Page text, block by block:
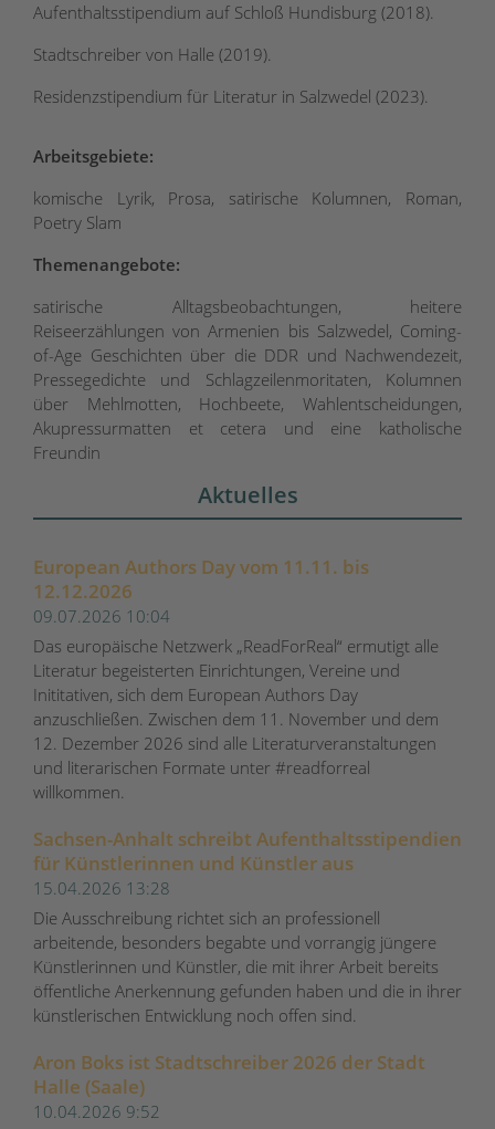
Aufenthaltsstipendium auf Schloß Hundisburg (2018).
Stadtschreiber von Halle (2019).
Residenzstipendium für Literatur in Salzwedel (2023).
Arbeitsgebiete:
komische Lyrik, Prosa, satirische Kolumnen, Roman,
Poetry Slam
Themenangebote:
satirische Alltagsbeobachtungen, heitere
Reiseerzählungen von Armenien bis Salzwedel, Coming-
of-Age Geschichten über die DDR und Nachwendezeit,
Pressegedichte und Schlagzeilenmoritaten, Kolumnen
über Mehlmotten, Hochbeete, Wahlentscheidungen,
Akupressurmatten et cetera und eine katholische
Freundin
Aktuelles
European Authors Day vom 11.11. bis
12.12.2026
09.07.2026 10:04
Das europäische Netzwerk „ReadForReal“ ermutigt alle
Literatur begeisterten Einrichtungen, Vereine und
Inititativen, sich dem European Authors Day
anzuschließen. Zwischen dem 11. November und dem
12. Dezember 2026 sind alle Literaturveranstaltungen
und literarischen Formate unter #readforreal
willkommen.
Sachsen-Anhalt schreibt Aufenthaltsstipendien
für Künstlerinnen und Künstler aus
15.04.2026 13:28
Die Ausschreibung richtet sich an professionell
arbeitende, besonders begabte und vorrangig jüngere
Künstlerinnen und Künstler, die mit ihrer Arbeit bereits
öffentliche Anerkennung gefunden haben und die in ihrer
künstlerischen Entwicklung noch offen sind.
Aron Boks ist Stadtschreiber 2026 der Stadt
Halle (Saale)
10.04.2026 9:52